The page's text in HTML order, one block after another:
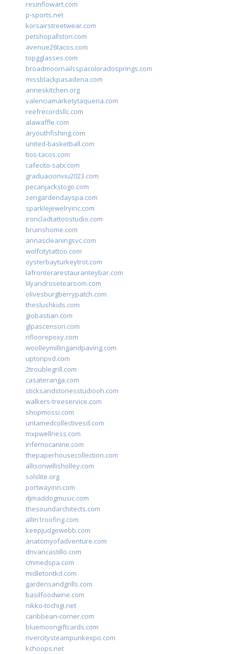
resinflowart.com
p-sports.net
korsairstreetwear.com
petshopallston.com
avenue26tacos.com
topgglasses.com
broadmoornailsspacoloradosprings.com
missblackpasadena.com
anneskitchen.org
valenciamarketytaqueria.com
reefrecordsllc.com
alawaffle.com
aryouthfishing.com
united-basketball.com
tios-tacos.com
cafecito-satx.com
graduacionviu2023.com
pecanjackstogo.com
zengardendayspa.com
sparklejewelryinc.com
ironcladtattoostudio.com
bruinshome.com
annascleaningsvc.com
wolfcitytattoo.com
oysterbayturkeytrot.com
lafronterarestauranteybar.com
lilyandrosetearoom.com
olivesburgberrypatch.com
theslushkids.com
giobastian.com
glpascensori.com
rifloorepoxy.com
woolleymillingandpaving.com
uptonpvd.com
2troublegrill.com
casateranga.com
sticksandstonesstudiooh.com
walkers-treeservice.com
shopmossi.com
untamedcollectivesd.com
mxpwellness.com
infernocanine.com
thepaperhousecollection.com
allisonwillisholley.com
solslite.org
portwayinn.com
djmaddogmusic.com
thesoundarchitects.com
allin1roofing.com
keepjudgewebb.com
anatomyofadventure.com
drivancastillo.com
cmmedspa.com
midletontkd.com
gardensandgrills.com
basilfoodwine.com
nikko-tochigi.net
caribbean-corner.com
bluemoongiftcards.com
rivercitysteampunkexpo.com
kchoops.net